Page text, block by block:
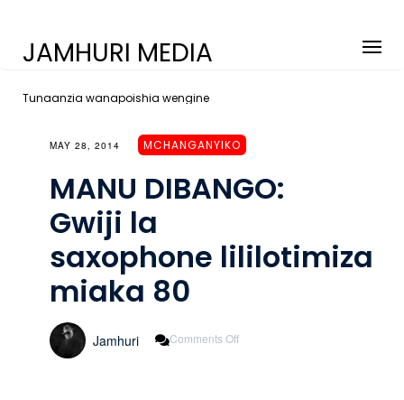
JAMHURI MEDIA
Tunaanzia wanapoishia wengine
MAY 28, 2014 MCHANGANYIKO
MANU DIBANGO:
Gwiji la
saxophone lililotimiza
miaka 80
Jamhuri Comments Off